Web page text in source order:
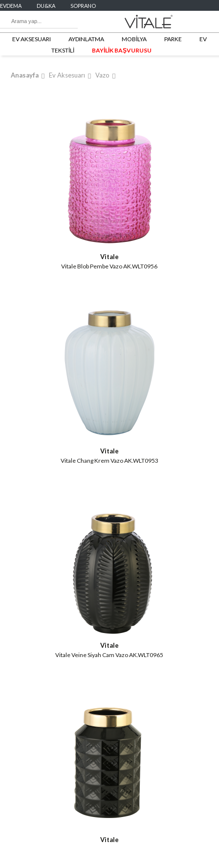
EVDEMA DU&KA SOPRANO
EV AKSESUARI AYDINLATMA MOBİLYA PARKE
EV
TEKSTİLİ
BAYİLİK BAŞVURUSU
Vazo
Ev Aksesuarı
Anasayfa
Vitale
Vitale Blob Pembe Vazo AK.WLT0956
Vitale
Vitale Chang Krem Vazo AK.WLT0953
Vitale
Vitale Veine Siyah Cam Vazo AK.WLT0965
Vitale